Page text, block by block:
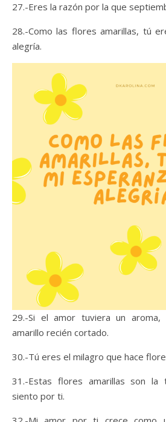
27.-Eres la razón por la que
28.-Como las flores amarillas, tú
alegría.
29.-Si el amor tuviera un
amarillo recién cortado.
30.-Tú eres el milagro que hace
31.-Estas flores amarillas son la
siento por ti.